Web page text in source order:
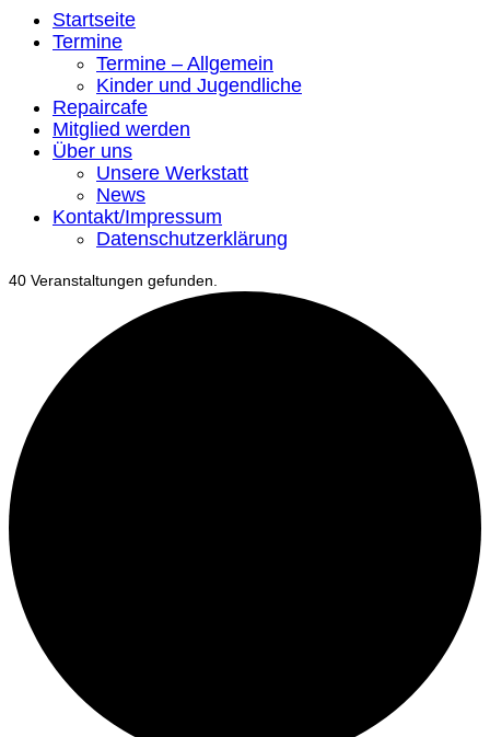
Startseite
Termine
Termine – Allgemein
Kinder und Jugendliche
Repaircafe
Mitglied werden
Über uns
Unsere Werkstatt
News
Kontakt/Impressum
Datenschutzerklärung
40 Veranstaltungen gefunden.